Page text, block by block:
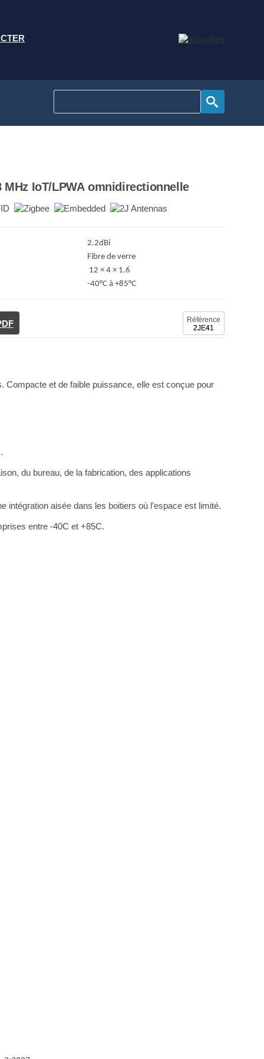
MHz IoT/LPWA omnidirectionnelle
2.2dBi
Fibre de verre
12 × 4 × 1.6
-40°C à +85°C
Référence
2JE41
et de faible puissance, elle est conçue pour
.
du bureau, de la fabrication, des applications
intégration aisée dans les boitiers où l’espace est limité.
entre -40C et +85C.